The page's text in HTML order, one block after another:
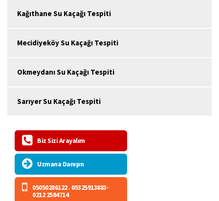
Kağıthane Su Kaçağı Tespiti
Mecidiyeköy Su Kaçağı Tespiti
Okmeydanı Su Kaçağı Tespiti
Sarıyer Su Kaçağı Tespiti
Biz Sizi Arayalım
Uzmana Danışın
05050286122 . 05325913883-
0212 2584714